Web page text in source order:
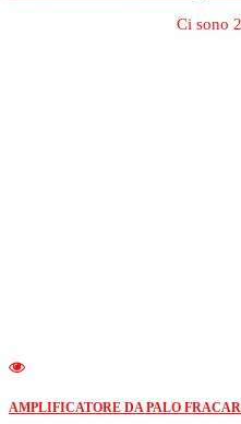
Ci sono
AMPLIFICATORE DA PALO